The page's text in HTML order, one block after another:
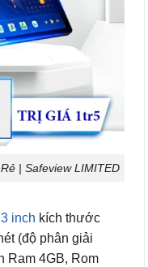
| Safeview LIMITED
inch kích thước
(độ phân giải
Ram 4GB, Rom